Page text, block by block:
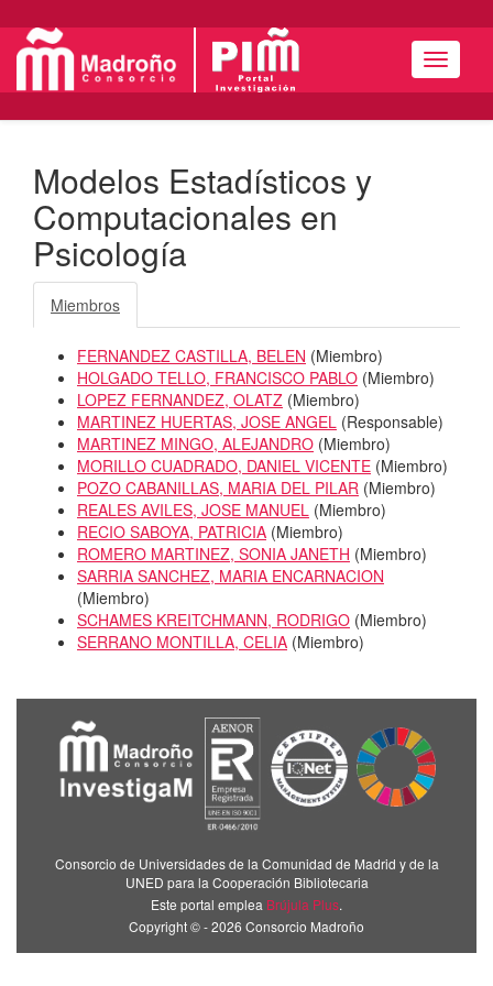
Menú
Modelos Estadísticos y
Computacionales en
Psicología
Miembros
FERNANDEZ CASTILLA, BELEN (Miembro)
HOLGADO TELLO, FRANCISCO PABLO (Miembro)
LOPEZ FERNANDEZ, OLATZ (Miembro)
MARTINEZ HUERTAS, JOSE ANGEL (Responsable)
MARTINEZ MINGO, ALEJANDRO (Miembro)
MORILLO CUADRADO, DANIEL VICENTE (Miembro)
POZO CABANILLAS, MARIA DEL PILAR (Miembro)
REALES AVILES, JOSE MANUEL (Miembro)
RECIO SABOYA, PATRICIA (Miembro)
ROMERO MARTINEZ, SONIA JANETH (Miembro)
SARRIA SANCHEZ, MARIA ENCARNACION
(Miembro)
SCHAMES KREITCHMANN, RODRIGO (Miembro)
SERRANO MONTILLA, CELIA (Miembro)
Consorcio de Universidades de la Comunidad de Madrid y de la
UNED para la Cooperación Bibliotecaria
Este portal emplea Brújula Plus.
Copyright © - 2026 Consorcio Madroño